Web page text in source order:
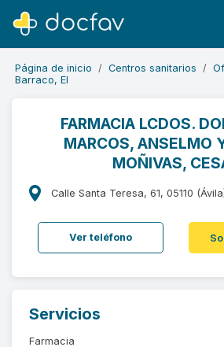
Buscar
Software para
Soporte
¿Eres un doctor?
Página de inicio Centros sanitarios
Barraco, El
FARMACIA LCDOS.
MARCOS, ANSELMO
MOÑIVAS,
Calle Santa Teresa, 61, 05110
Ver teléfono
Servicios
Farmacia